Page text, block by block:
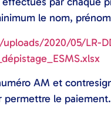
le nom,
2020/05/LR-
AM et
permettre le paiement.